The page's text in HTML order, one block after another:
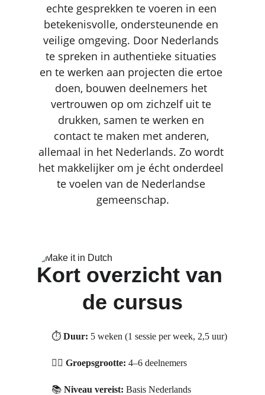
Kort overzicht van
de cursus
echte gesprekken te voeren in een
betekenisvolle, ondersteunende en
veilige omgeving. Door Nederlands
te spreken in authentieke situaties
en te werken aan projecten die ertoe
doen, bouwen deelnemers het
vertrouwen op om zichzelf uit te
drukken, samen te werken en
contact te maken met anderen,
allemaal in het Nederlands. Zo wordt
het makkelijker om je écht onderdeel
te voelen van de Nederlandse
gemeenschap.
⏱ Duur: 5 weken (1 sessie per week, 2,5 uur)
🙎‍♀️ Groepsgrootte: 4–6 deelnemers
📚 Niveau vereist: Basis Nederlands